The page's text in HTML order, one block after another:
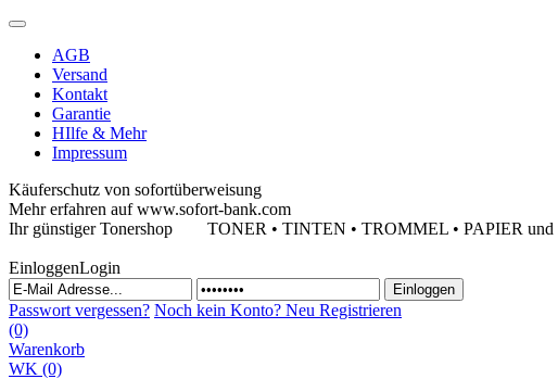
AGB
Versand
Kontakt
Garantie
HIlfe & Mehr
Impressum
Käuferschutz von sofortüberweisung
Mehr erfahren auf www.sofort-bank.com
Ihr günstiger Tonershop TONER • TINTEN • TROMMEL • PAPIER und
EinloggenLogin
Passwort vergessen? Noch kein Konto? Neu Registrieren
(0)
Warenkorb
WK (0)